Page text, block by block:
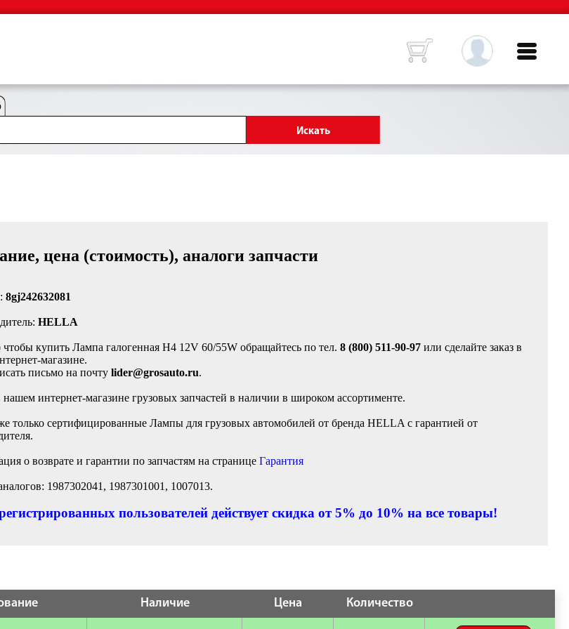
цена (стоимость), аналоги запчасти
8gj242632081
HELLA
чтобы купить Лампа галогенная H4 12V 60/55W обращайтесь по тел. 8 (800) 511-90-97 или сделайте заказ в
магазине.
письмо на почту lider@grosauto.ru.
интернет-магазине грузовых запчастей в наличии в широком ассортименте.
только сертифицированные Лампы для грузовых автомобилей от бренда HELLA с гарантией от
о возврате и гарантии по запчастям на странице Гарантия
1987302041, 1987301001, 1007013.
пользователей действует скидка от 5% до 10% на все товары!
Наличие Цена Количество